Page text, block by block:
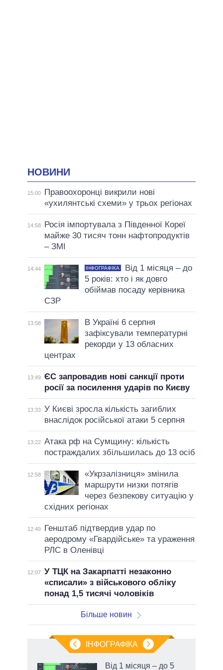
НОВИНИ
15:00
Правоохоронці викрили нові
«ухилянтські схеми» у трьох регіонах
14:58
Росія імпортувала з Південної Кореї
майже 30 тисяч тонн нафтопродуктів
– ЗМІ
14:44 ІНФОГРАФІКА
Від 1 місяця – до
5 років: хто і як довго
обіймав посаду керівника
СЗР
13:58
В Україні 6 серпня
зафіксували температурні
рекорди у 13 обласних
центрах
13:49 ЄС запровадив нові санкції проти
росії за посилення ударів по Києву
13:33 У Києві зросла кількість загиблих
внаслідок російської атаки 5 серпня
13:22 Атака рф на Сумщину: кількість
постраждалих збільшилась до 13 осіб
12:58
«Укрзалізниця» змінила
маршрути низки потягів
через безпекову ситуацію у
східних регіонах
12:49
Генштаб підтвердив удар по
аеродрому «Гвардійське» та ураження
РЛС в Оленівці
12:07 У ТЦК на Закарпатті незаконно
«списали» з військового обліку
понад 1,5 тисячі чоловіків
Більше новин
ІНФОГРАФІКА
Від 1 місяця – до 5